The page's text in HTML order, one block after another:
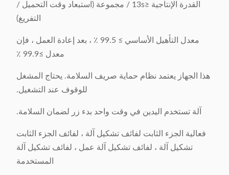
القدرة الإنتاجية ≤13s / مجموعة (استبعاد وقت التحميل /
التفريغ)
معدل التأهيل الأساسي ≥ 99.5 ٪ ، بعد إعادة العمل ، فإن
معدل ≥99.9 ٪
هذا الجهاز يعتمد نظام حماية صريف السلامة. يحتاج المشغل
للوقوف عند التشغيل.
آلة تستخدم اليدين في وقت واحد بدء زر لضمان السلامة.
فعالية الجزء الثابت لفائف تشكيل آلة ، لفائف الجزء الثابت
تشكيل آلة ، لفائف تشكيل آلة عمل ، لفائف تشكيل آلة
المستخدمة